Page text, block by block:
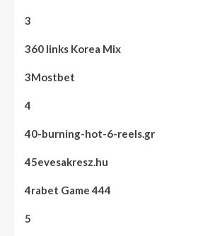
3
360 links Korea Mix
3Mostbet
4
40-burning-hot-6-reels.gr
45evesakresz.hu
4rabet Game 444
5